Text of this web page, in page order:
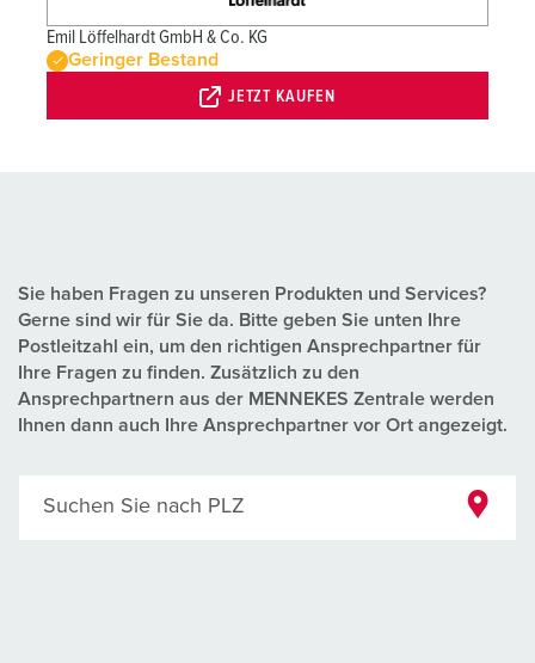
Emil Löffelhardt GmbH & Co. KG
Geringer Bestand
JETZT KAUFEN
Sie haben Fragen zu unseren Produkten und Services?
Gerne sind wir für Sie da. Bitte geben Sie unten Ihre
Postleitzahl ein, um den richtigen Ansprechpartner für
Ihre Fragen zu finden. Zusätzlich zu den
Ansprechpartnern aus der MENNEKES Zentrale werden
Ihnen dann auch Ihre Ansprechpartner vor Ort angezeigt.
Suchen Sie nach PLZ